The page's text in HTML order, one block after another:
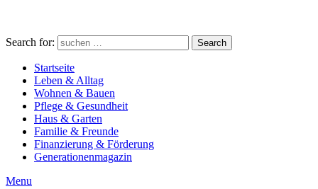
Search for: Search
Startseite
Leben & Alltag
Wohnen & Bauen
Pflege & Gesundheit
Haus & Garten
Familie & Freunde
Finanzierung & Förderung
Generationenmagazin
Menu